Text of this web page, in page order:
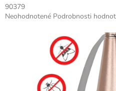
90379
Priemerné
hviezdičiek.
Neohodnotené Podrobnosti